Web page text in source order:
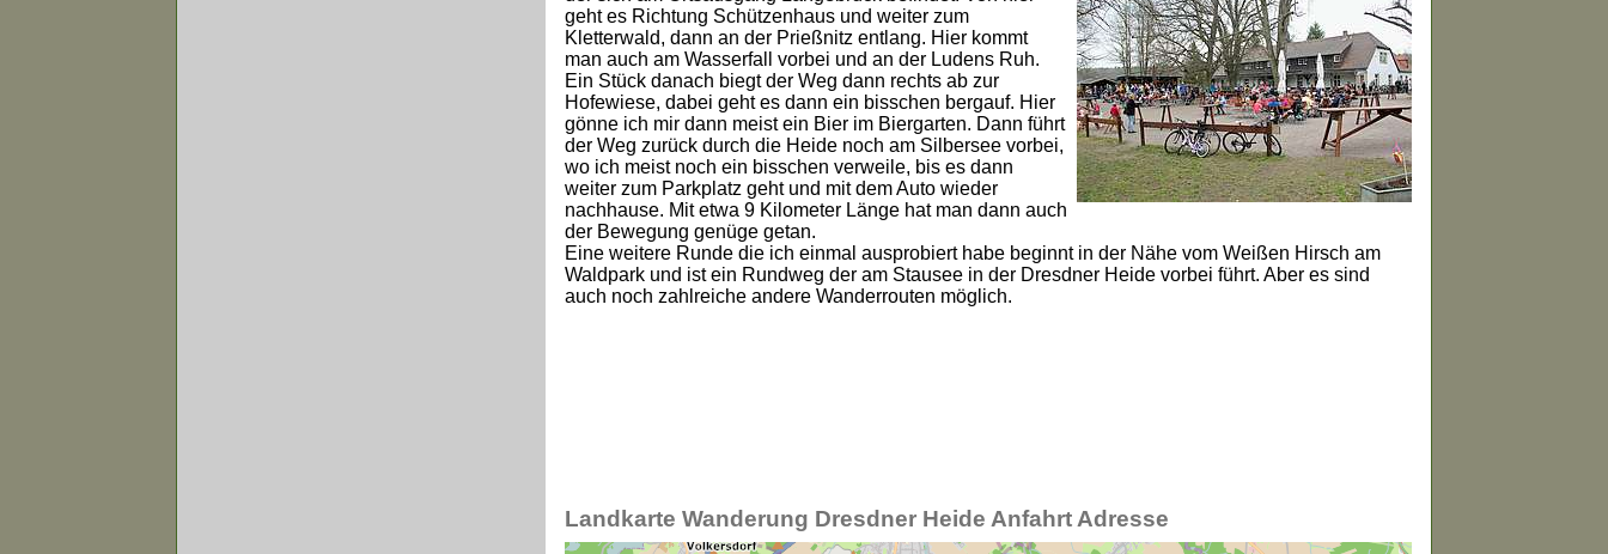
geht es Richtung Schützenhaus und weiter zum
Kletterwald, dann an der Prießnitz entlang. Hier kommt
man auch am Wasserfall vorbei und an der Ludens Ruh.
Ein Stück danach biegt der Weg dann rechts ab zur
Hofewiese, dabei geht es dann ein bisschen bergauf. Hier
gönne ich mir dann meist ein Bier im Biergarten. Dann führt
der Weg zurück durch die Heide noch am Silbersee vorbei,
wo ich meist noch ein bisschen verweile, bis es dann
weiter zum Parkplatz geht und mit dem Auto wieder
nachhause. Mit etwa 9 Kilometer Länge hat man dann auch
der Bewegung genüge getan.
Eine weitere Runde die ich einmal ausprobiert habe beginnt in der Nähe vom Weißen Hirsch am
Waldpark und ist ein Rundweg der am Stausee in der Dresdner Heide vorbei führt. Aber es sind
auch noch zahlreiche andere Wanderrouten möglich.
Landkarte Wanderung Dresdner Heide Anfahrt Adresse